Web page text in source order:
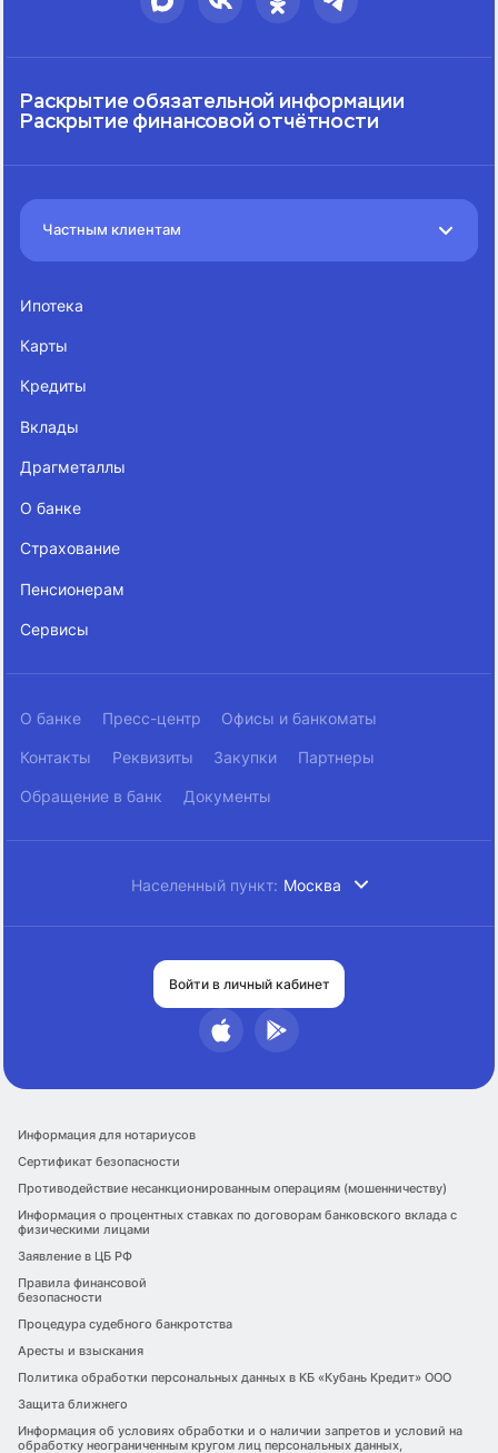
Раскрытие обязательной информации
Раскрытие финансовой отчётности
Частным клиентам
Ипотека
Карты
Кредиты
Вклады
Драгметаллы
О банке
Страхование
Пенсионерам
Сервисы
О банке Пресс-центр Офисы и банкоматы
Контакты Реквизиты Закупки Партнеры
Обращение в банк Документы
Населенный пункт: Москва
Войти в личный кабинет
Информация для нотариусов
Сертификат безопасности
Противодействие несанкционированным операциям (мошенничеству)
Информация о процентных ставках по договорам банковского вклада с
физическими лицами
Заявление в ЦБ РФ
Правила финансовой
безопасности
Процедура судебного банкротства
Аресты и взыскания
Политика обработки персональных данных в КБ «Кубань Кредит» ООО
Защита ближнего
Информация об условиях обработки и о наличии запретов и условий на
обработку неограниченным кругом лиц персональных данных,